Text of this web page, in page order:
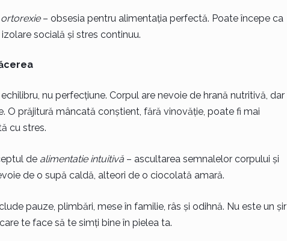
ortorexie– obsesia pentru alimentația perfectă. Poate începe ca
socială și stres continuu.
nu perfecțiune. Corpul are nevoie de hrană nutritivă, dar
O prăjitură mâncată conștient, fără vinovăție, poate fi mai
cu stres.
de alimentatie intuitivă– ascultarea semnalelor corpului și
de o supă caldă, alteori de o ciocolată amară.
pauze, plimbări, mese în familie, râs și odihnă. Nu este un șir
te face să te simți bine în pielea ta.